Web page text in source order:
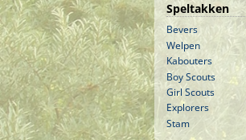
Speltakken
Bevers
Welpen
Kabouters
Boy Scouts
Girl Scouts
Explorers
Stam